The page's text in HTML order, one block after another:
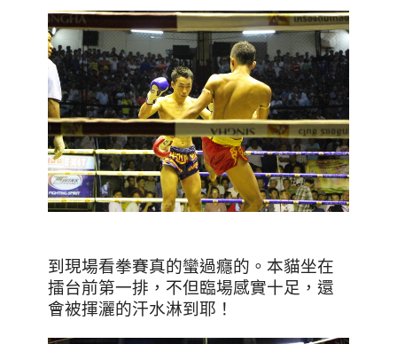
到現場看拳賽真的蠻過癮的。本貓坐在
擂台前第一排，不但臨場感實十足，還
會被揮灑的汗水淋到耶！